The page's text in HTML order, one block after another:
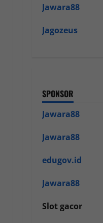
Jawara88
Jagozeus
SPONSOR
Jawara88
Jawara88
edugov.id
Jawara88
Slot gacor